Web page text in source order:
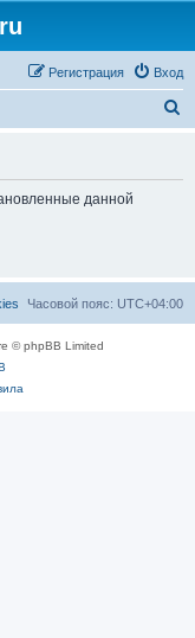
Вход
Регистрация
данной
Часовой пояс: UTC+04:00
© phpBB Limited